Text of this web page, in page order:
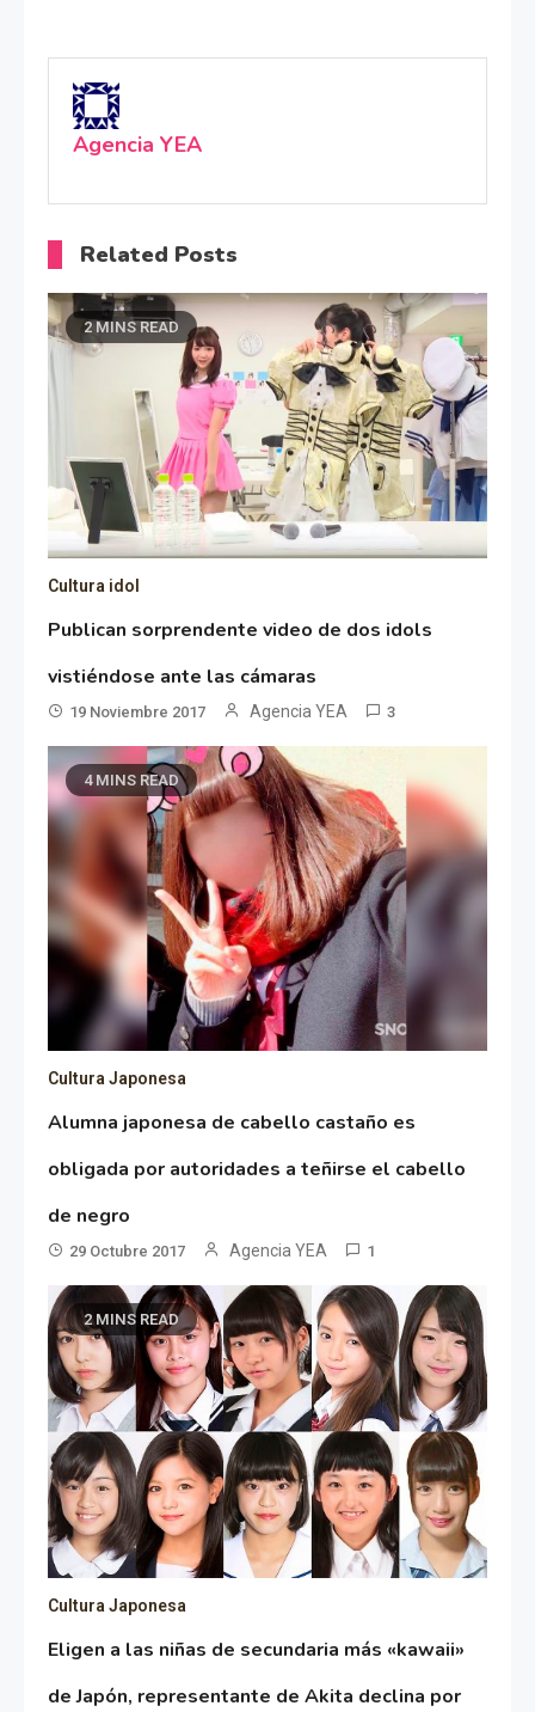
Agencia YEA
Related Posts
2 MINS READ
Cultura idol
Publican sorprendente video de dos idols
vistiéndose ante las cámaras
19 Noviembre 2017 Agencia YEA 3
4 MINS READ
Cultura Japonesa
Alumna japonesa de cabello castaño es
obligada por autoridades a teñirse el cabello
de negro
29 Octubre 2017 Agencia YEA 1
2 MINS READ
Cultura Japonesa
Eligen a las niñas de secundaria más «kawaii»
de Japón, representante de Akita declina por